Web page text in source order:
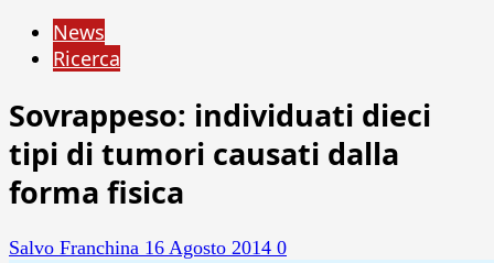
News
Ricerca
Sovrappeso: individuati dieci
tipi di tumori causati dalla
forma fisica
Salvo Franchina 16 Agosto 2014 0